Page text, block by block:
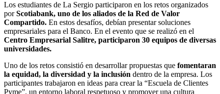
Los estudiantes de La Sergio participaron en los retos organizados
porScotiabank, uno de los aliados de la Red de Valor
Compartido. En estos desafíos, debían presentar soluciones
empresariales para el Banco. En el evento que se realizó en el
Centro Empresarial Salitre, participaron 30 equipos de diversas
universidades.
Uno de los retos consistió en desarrollar propuestas que fomentaran
la equidad, la diversidad y la inclusión dentro de la empresa. Los
participantes trabajaron en ideas para crear la “Escuela de Clientes
Pyme”, un entorno laboral respetuoso y promover una cultura